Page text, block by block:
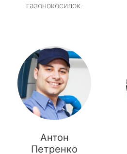
газонокосилок.
Антон
Петренко